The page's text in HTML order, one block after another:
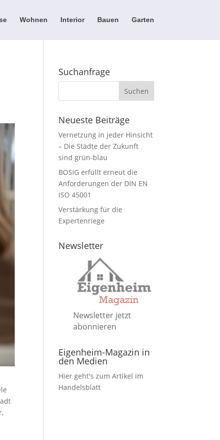
Wohnen Interior Bauen Garten
Suchanfrage
Neueste Beiträge
Vernetzung in jeder Hinsicht
– Die Städte der Zukunft
sind grün-blau
BOSIG erfüllt erneut die
Anforderungen der DIN EN
ISO 45001
Verstärkung für die
Expertenriege
Newsletter
Newsletter jetzt
abonnieren
Eigenheim-Magazin in
den Medien
Hier geht's zum Artikel im
Handelsblatt